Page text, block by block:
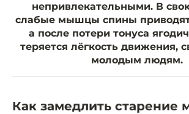
непривлекательными. В
слабые мышцы спины приводят
а после потери тонуса
теряется лёгкость движения,
молодым людям.
Как замедлить старение